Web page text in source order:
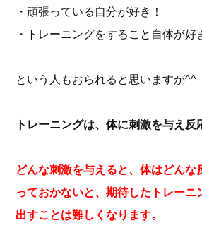
・頑張っている自分が好き！
・トレーニングをすること自体が好
という人もおられると思いますが^^
トレーニングは、体に刺激を与え反
どんな刺激を与えると、体はどんな
っておかないと、期待したトレーニ
出すことは難しくなります。